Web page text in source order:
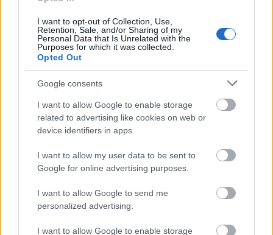
I want to opt-out of Collection, Use,
Retention, Sale, and/or Sharing of my
Personal Data that Is Unrelated with the
Purposes for which it was collected.
Opted Out
Google consents
I want to allow Google to enable storage
related to advertising like cookies on web or
device identifiers in apps.
I want to allow my user data to be sent to
Google for online advertising purposes.
I want to allow Google to send me
personalized advertising.
I want to allow Google to enable storage
A világ legveszélyesebb migrációs útvonalai: A
Közép-Mediterrán útvonal, A Darién-régió és az
Indiai-óceáni út
Manaus: a dzsungel szívének városa